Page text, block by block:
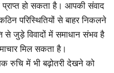
हो सकता है। आपकी संवाद
परिस्थितियों से बाहर निकलने
से जुड़े विवादों में समाधान संभव है
मिल सकता है।
रुचि में भी बढ़ोतरी देखने को